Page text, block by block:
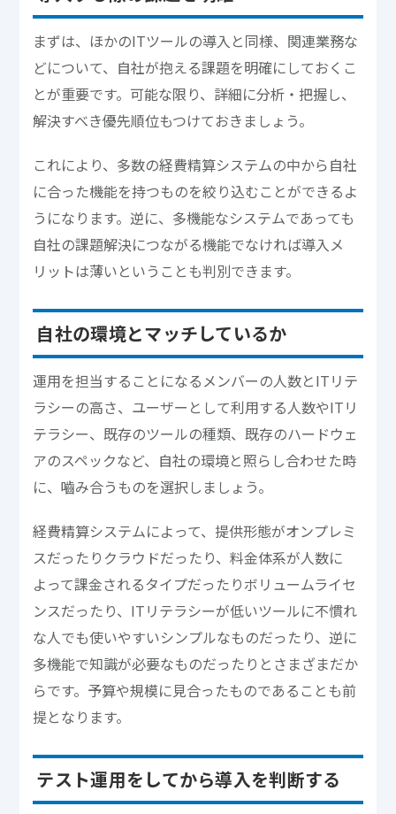
まずは、ほかのITツールの導入と同様、関連業務な
どについて、自社が抱える課題を明確にしておくこ
とが重要です。可能な限り、詳細に分析・把握し、
解決すべき優先順位もつけておきましょう。
これにより、多数の経費精算システムの中から自社
に合った機能を持つものを絞り込むことができるよ
うになります。逆に、多機能なシステムであっても
自社の課題解決につながる機能でなければ導入メ
リットは薄いということも判別できます。
自社の環境とマッチしているか
運用を担当することになるメンバーの人数とITリテ
ラシーの高さ、ユーザーとして利用する人数やITリ
テラシー、既存のツールの種類、既存のハードウェ
アのスペックなど、自社の環境と照らし合わせた時
に、嚙み合うものを選択しましょう。
経費精算システムによって、提供形態がオンプレミ
スだったりクラウドだったり、料金体系が人数に
よって課金されるタイプだったりボリュームライセ
ンスだったり、ITリテラシーが低いツールに不慣れ
な人でも使いやすいシンプルなものだったり、逆に
多機能で知識が必要なものだったりとさまざまだか
らです。予算や規模に見合ったものであることも前
提となります。
テスト運用をしてから導入を判断する